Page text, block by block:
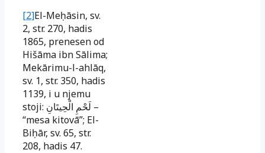
[2]El-Meḥāsin, sv.
2, str. 270, hadis
1865, prenesen od
Hišāma ibn Sālima;
Mekārimu-l-ahlāq,
sv. 1, str. 350, hadis
1139, i u njemu
stoji: لَحْمِ الْحِيتَانِ–
“mesa kitovā”; El-
Biḥār, sv. 65, str.
208, hadis 47.